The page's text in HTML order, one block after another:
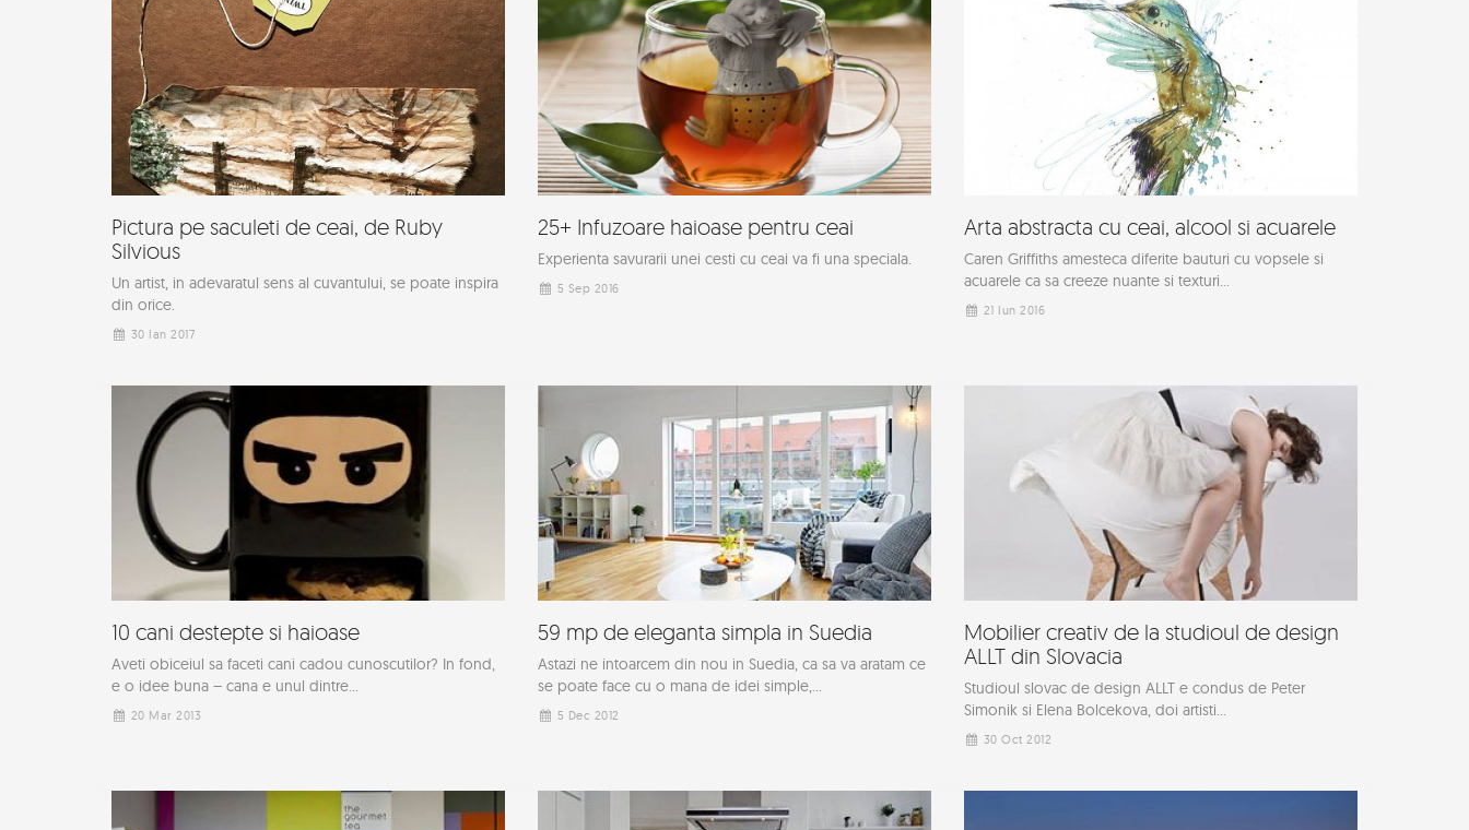
Pictura pe saculeti de ceai, de Ruby
Silvious
Un artist, in adevaratul sens al cuvantului, se poate inspira
din orice.
30 Ian 2017
25+ Infuzoare haioase pentru ceai
Experienta savurarii unei cesti cu ceai va fi una speciala.
5 Sep 2016
Arta abstracta cu ceai, alcool si acuarele
Caren Griffiths amesteca diferite bauturi cu vopsele si
acuarele ca sa creeze nuante si texturi...
21 Iun 2016
10 cani destepte si haioase
Aveti obiceiul sa faceti cani cadou cunoscutilor? In fond,
e o idee buna – cana e unul dintre...
20 Mar 2013
59 mp de eleganta simpla in Suedia
Astazi ne intoarcem din nou in Suedia, ca sa va aratam ce
se poate face cu o mana de idei simple,...
5 Dec 2012
Mobilier creativ de la studioul de design
ALLT din Slovacia
Studioul slovac de design ALLT e condus de Peter
Simonik si Elena Bolcekova, doi artisti...
30 Oct 2012